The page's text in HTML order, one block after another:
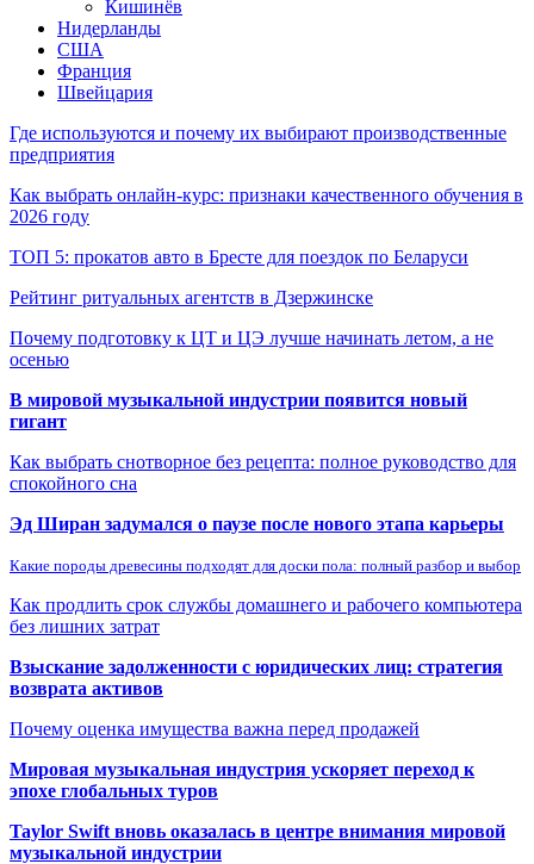
Кишинёв
Нидерланды
США
Франция
Швейцария
Где используются и почему их выбирают производственные
предприятия
Как выбрать онлайн-курс: признаки качественного обучения в
2026 году
ТОП 5: прокатов авто в Бресте для поездок по Беларуси
Рейтинг ритуальных агентств в Дзержинске
Почему подготовку к ЦТ и ЦЭ лучше начинать летом, а не
осенью
В мировой музыкальной индустрии появится новый
гигант
Как выбрать снотворное без рецепта: полное руководство для
спокойного сна
Эд Ширан задумался о паузе после нового этапа карьеры
Какие породы древесины подходят для доски пола: полный разбор и выбор
Как продлить срок службы домашнего и рабочего компьютера
без лишних затрат
Взыскание задолженности с юридических лиц: стратегия
возврата активов
Почему оценка имущества важна перед продажей
Мировая музыкальная индустрия ускоряет переход к
эпохе глобальных туров
Taylor Swift вновь оказалась в центре внимания мировой
музыкальной индустрии